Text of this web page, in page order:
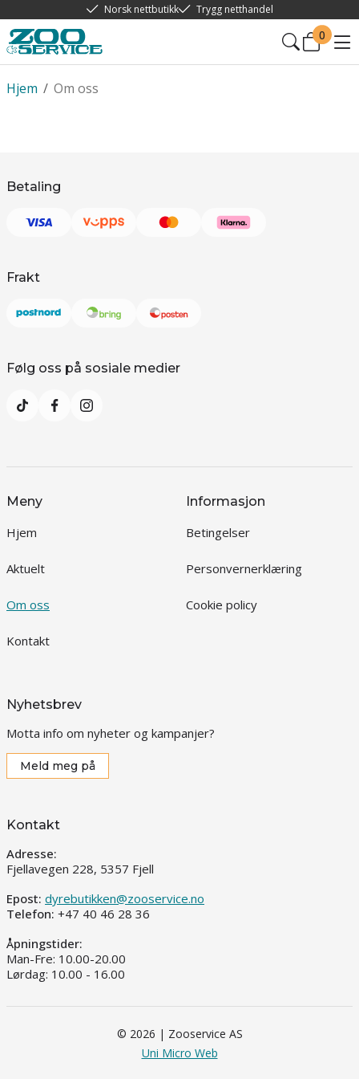
Norsk nettbutikk Trygg netthandel
0
/
Hjem Om oss
Betaling
Frakt
Følg oss på sosiale medier
Meny
Hjem
Aktuelt
Om oss
Kontakt
Informasjon
Betingelser
Personvernerklæring
Cookie policy
Nyhetsbrev
Motta info om nyheter og kampanjer?
Meld meg på
Kontakt
Adresse:
Fjellavegen 228, 5357 Fjell
Epost: dyrebutikken@zooservice.no
Telefon: +47 40 46 28 36
Åpningstider:
Man-Fre: 10.00-20.00
Lørdag: 10.00 - 16.00
© 2026 | Zooservice AS
Uni Micro Web